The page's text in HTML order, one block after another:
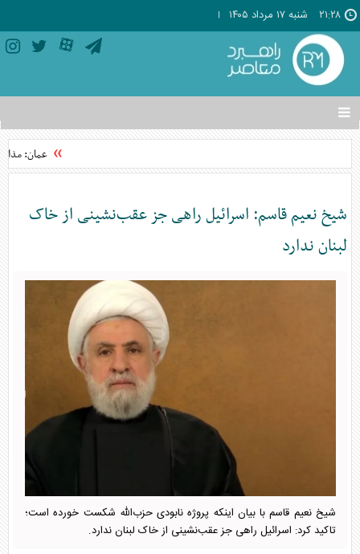
۲۱:۲۸ شنبه ۱۷ مرداد ۱۴۰۵
تغییر
وضعیت
منوی
ها
عمان:
شیخ نعیم قاسم: اسرائیل راهی جز عقب‌نشینی از خاک
لبنان ندارد
شیخ نعیم قاسم با بیان اینکه پروژه نابودی حزب‌الله شکست خورده است؛
تاکید کرد: اسرائیل راهی جز عقب‌نشینی از خاک لبنان ندارد.